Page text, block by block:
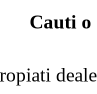
Cauti o